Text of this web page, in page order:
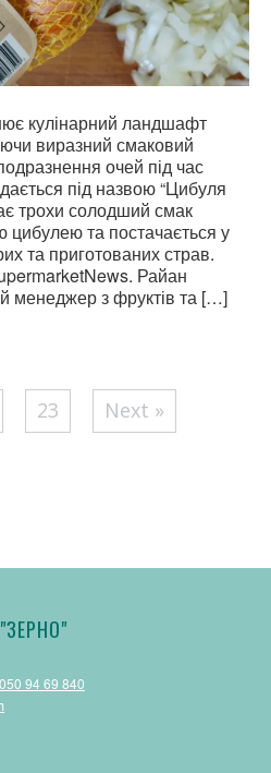
кулінарний ландшафт
виразний смаковий
очей під час
під назвою “Цибуля
трохи солодший смак
цибулею та постачається у
та приготованих страв.
Райан
менеджер з фруктів та […]
23 Next »
94 69 840